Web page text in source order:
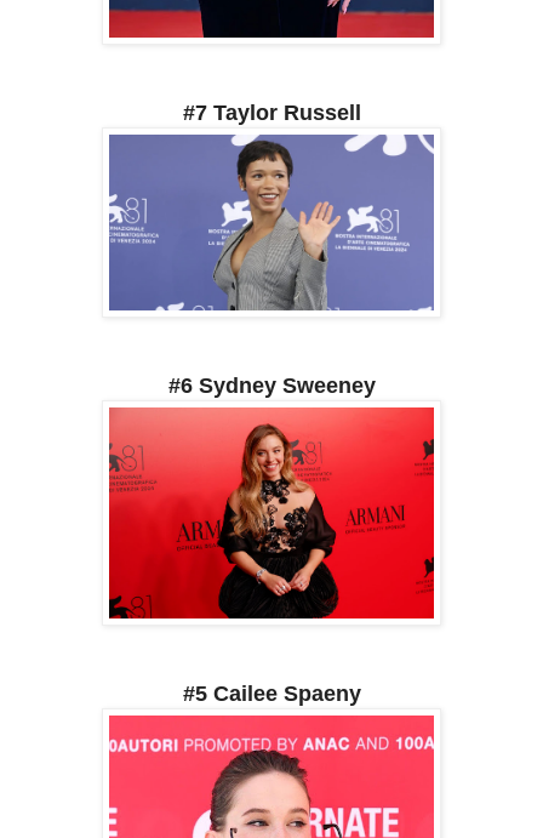
#7 Taylor Russell
#6 Sydney Sweeney
#5 Cailee Spaeny